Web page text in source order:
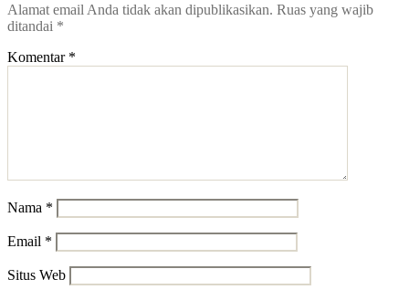
Alamat email Anda tidak akan dipublikasikan. Ruas yang wajib
ditandai *
Komentar *
Nama *
Email *
Situs Web